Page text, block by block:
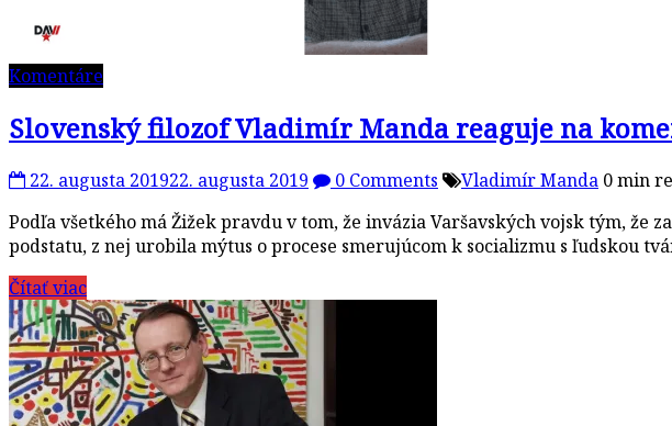
Komentáre
Slovenský filozof Vladimír Manda reaguje na
22. augusta 201922. augusta 2019 0 Comments Vladimír Manda 0 min
Podľa všetkého má Žižek pravdu v tom, že invázia Varšavských vojsk tým,
podstatu, z nej urobila mýtus o procese smerujúcom k socializmu s ľudskou
Čítať viac